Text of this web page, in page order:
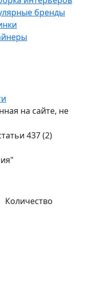
бренды
на сайте, не
437 (2)
Количество